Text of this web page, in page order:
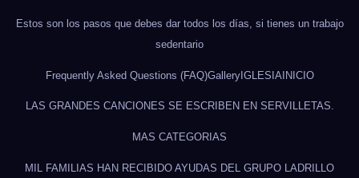
Estos son los pasos que debes dar todos los días, si tienes un trabajo
sedentario
Frequently Asked Questions (FAQ)GalleryIGLESIA INICIO
LAS GRANDES CANCIONES SE ESCRIBEN EN SERVILLETAS.
MAS CATEGORIAS
MIL FAMILIAS HAN RECIBIDO AYUDAS DEL GRUPO LADRILLO